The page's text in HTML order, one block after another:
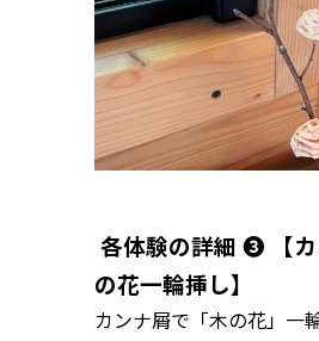
各体験の詳細 ❸
【
の花一輪挿し】
カンナ屑で「木の花」一